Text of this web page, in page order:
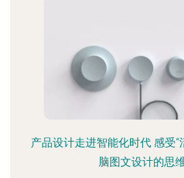
产品设计走进智能化时代 感受
脑图文设计的思